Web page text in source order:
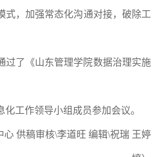
式，加强常态化沟通对接，破除工
过了《山东管理学院数据治理实施
化工作领导小组成员参加会议。
心 供稿审核\李道旺 编辑\祝瑞 王婷